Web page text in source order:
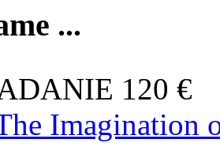
...
120 €
Imagination